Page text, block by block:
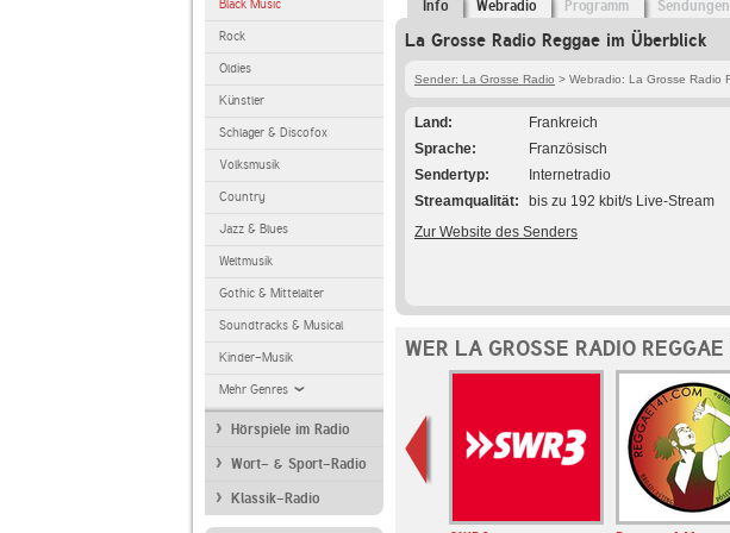
Black Music
Rock
Oldies
Künstler
Schlager & Discofox
Volksmusik
Country
Jazz & Blues
Weltmusik
Gothic & Mittelalter
Soundtracks & Musical
Kinder-Musik
Mehr Genres
Hörspiele im Radio
Wort- & Sport-Radio
Klassik-Radio
Info Webradio Programm
La Grosse Radio Reggae im Überblick
Sender: La Grosse Radio > Webradio: La Grosse Radio
Land
Frankreich
Sprache
Französisch
Sendertyp
Internetradio
Streamqualität
bis zu 192 kbit/s Live-Stream
Zur Website des Senders
WER LA GROSSE RADIO